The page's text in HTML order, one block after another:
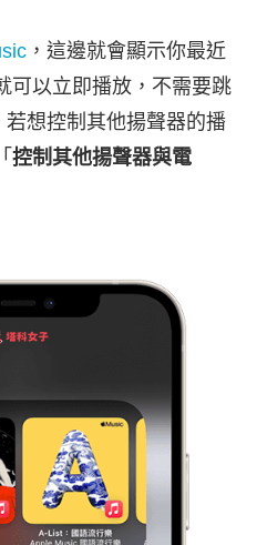
，這邊就會顯示你最近
可以立即播放，不需要跳
若想控制其他揚聲器的播
控制其他揚聲器與電